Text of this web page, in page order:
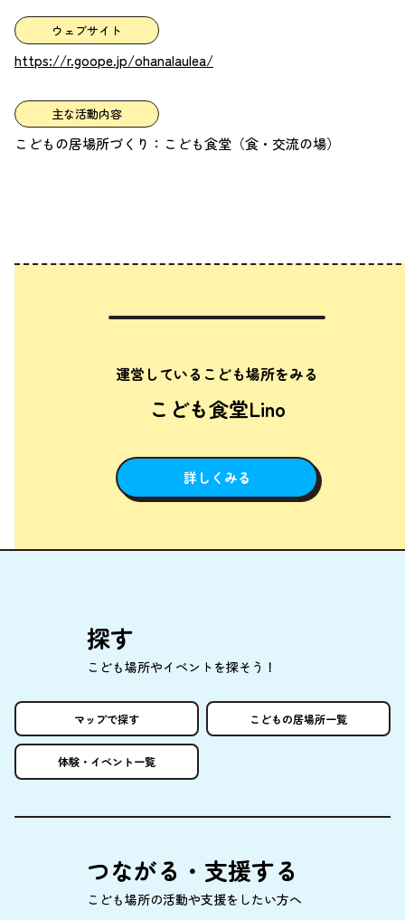
ウェブサイト
https://r.goope.jp/ohanalaulea/
主な活動内容
こどもの居場所づくり：こども食堂（食・交流の場）
運営しているこども場所をみる
こども食堂Lino
詳しくみる
探す
こども場所やイベントを探そう！
マップで探す こどもの居場所一覧
体験 ・イベント一覧
つながる・ 支援する
こども場所の活動や支援をしたい方へ